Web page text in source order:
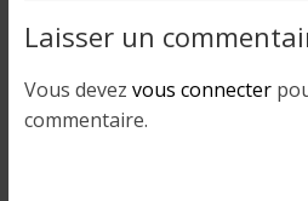
Laisser un
Vous devez vous connecter
commentaire.